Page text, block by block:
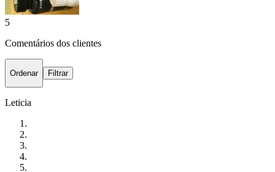
5
Comentários dos clientes
Ordenar Filtrar
Leticia